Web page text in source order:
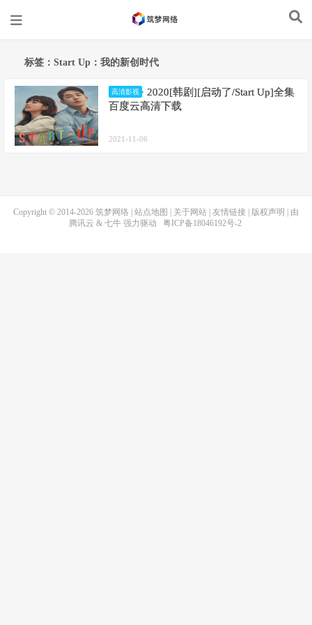
标签：Start Up：我的新创时代
高清影视
2020[韩剧][启动了/Start Up]全集
百度云高清下载
2021-11-06
Copyright © 2014-2026 筑梦网络 站点地图 关于网站 友情链接 版权声明
| 由
腾讯云 & 七牛强力驱动 粤ICP备18046192号-2